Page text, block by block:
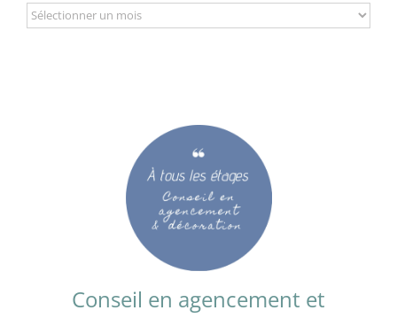
Archives
Conseil en agencement et